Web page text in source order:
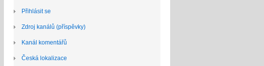
Přihlásit se
Zdroj kanálů (příspěvky)
Kanál komentářů
Česká lokalizace